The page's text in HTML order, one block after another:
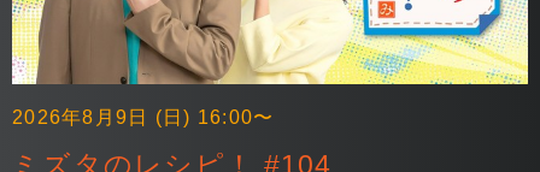
2026年8月9日 (日) 16:00〜
ミズタのレシピ！ #104